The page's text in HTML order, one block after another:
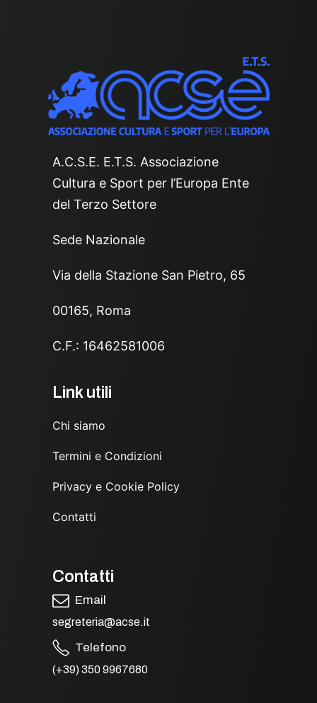
A.C.S.E. E.T.S. Associazione
Cultura e Sport per l’Europa Ente
del Terzo Settore
Sede Nazionale
Via della Stazione San Pietro, 65
00165, Roma
C.F.: 16462581006
Link utili
Chi siamo
Termini e Condizioni
Privacy e Cookie Policy
Contatti
Contatti
Email
segreteria@acse.it
Telefono
(+39) 350 9967680